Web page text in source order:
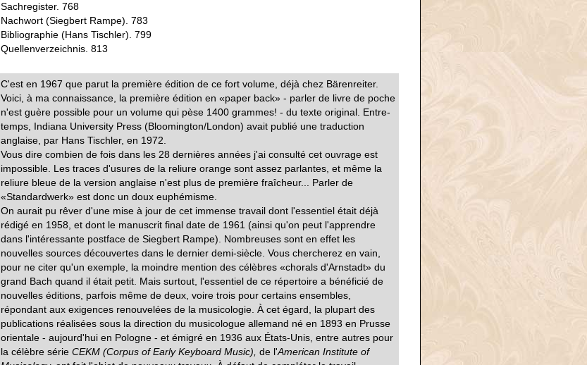
Sachregister. 768
Nachwort (Siegbert Rampe). 783
Bibliographie (Hans Tischler). 799
Quellenverzeichnis. 813
C'est en 1967 que parut la première édition de ce fort volume, déjà chez Bärenreiter.
Voici, à ma connaissance, la première édition en «paper back» - parler de livre de poche
n'est guère possible pour un volume qui pèse 1400 grammes! - du texte original. Entre-
temps, Indiana University Press (Bloomington/London) avait publié une traduction
anglaise, par Hans Tischler, en 1972.
Vous dire combien de fois dans les 28 dernières années j'ai consulté cet ouvrage est
impossible. Les traces d'usures de la reliure orange sont assez parlantes, et même la
reliure bleue de la version anglaise n'est plus de première fraîcheur... Parler de
«Standardwerk» est donc un doux euphémisme.
On aurait pu rêver d'une mise à jour de cet immense travail dont l'essentiel était déjà
rédigé en 1958, et dont le manuscrit final date de 1961 (ainsi qu'on peut l'apprendre
dans l'intéressante postface de Siegbert Rampe). Nombreuses sont en effet les
nouvelles sources découvertes dans le dernier demi-siècle. Vous chercherez en vain,
pour ne citer qu'un exemple, la moindre mention des célèbres «chorals d'Arnstadt» du
grand Bach quand il était petit. Mais surtout, l'essentiel de ce répertoire a bénéficié de
nouvelles éditions, parfois même de deux, voire trois pour certains ensembles,
répondant aux exigences renouvelées de la musicologie. À cet égard, la plupart des
publications réalisées sous la direction du musicologue allemand né en 1893 en Prusse
orientale - aujourd'hui en Pologne - et émigré en 1936 aux États-Unis, entre autres pour
la célèbre série CEKM (Corpus of Early Keyboard Music), de l'American Institute of